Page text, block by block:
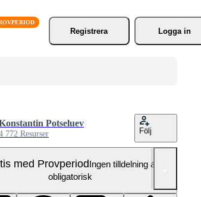
Registrera
Logga in
Potseluev
772 Resurser Följ
med ProvperiodIngen tilldelning är
obligatorisk